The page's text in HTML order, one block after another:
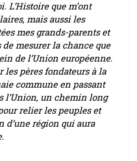
L’Histoire que m’ont
mais aussi les
mes grands-parents et
de mesurer la chance que
de l’Union européenne.
les pères fondateurs à la
commune en passant
l’Union, un chemin long
relier les peuples et
d’une région qui aura